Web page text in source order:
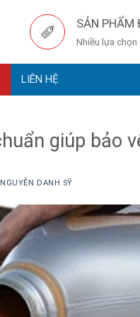
SẢN PHẨM
Nhiều lựa
LIÊN HỆ
giúp bảo
NGUYỄN DANH SỸ